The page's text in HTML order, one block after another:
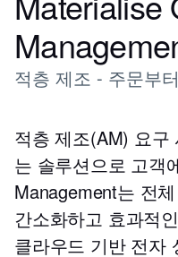
적층 제조 - 주문부
적층 제조(AM) 요
는 솔루션으로 고객
Management는 전
간소화하고 효과적
클라우드 기반 전자